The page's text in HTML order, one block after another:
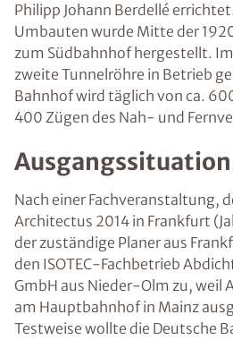
Philipp Johann Berdellé
Umbauten wurde Mitte der
zum Südbahnhof hergestellt.
zweite Tunnelröhre in Betrieb
Bahnhof wird täglich von ca.
400 Zügen des Nah- und
Ausgangssituation
Nach einer Fachveranstaltung,
Architectus 2014 in Frankfurt
der zuständige Planer aus
den ISOTEC-Fachbetrieb
GmbH aus Nieder-Olm zu, weil
am Hauptbahnhof in Mainz
Testweise wollte die Deutsche